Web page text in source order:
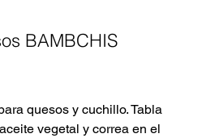
BAMBCHIS
quesos y cuchillo. Tabla
vegetal y correa en el